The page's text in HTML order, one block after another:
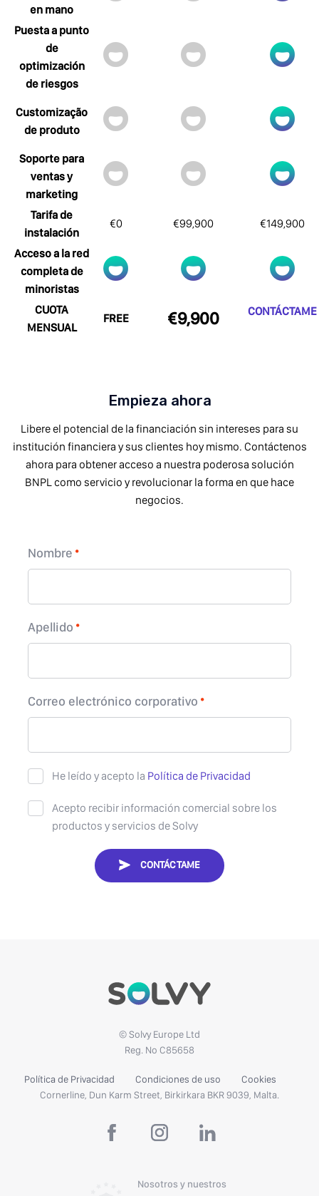
en mano
Puesta a punto
de
optimización
de riesgos
Customização
de produto
Soporte para
ventas y
marketing
Tarifa de
instalación
€0 €99,900 €149,900
Acceso a la red
completa de
minoristas
CUOTA
MENSUAL
FREE €9,900 CONTÁCTAME
Empieza ahora
Libere el potencial de la financiación sin intereses para su
institución financiera y sus clientes hoy mismo. Contáctenos
ahora para obtener acceso a nuestra poderosa solución
BNPL como servicio y revolucionar la forma en que hace
negocios.
Nombre
Apellido
Correo electrónico corporativo
He leído y acepto la Política de Privacidad
Acepto recibir información comercial sobre los
productos y servicios de Solvy
CONTÁCTAME
© Solvy Europe Ltd
Reg. No C85658
Política de Privacidad Condiciones de uso
Cookies
Cornerline, Dun Karm Street, Birkirkara BKR 9039, Malta.
Nosotros y nuestros